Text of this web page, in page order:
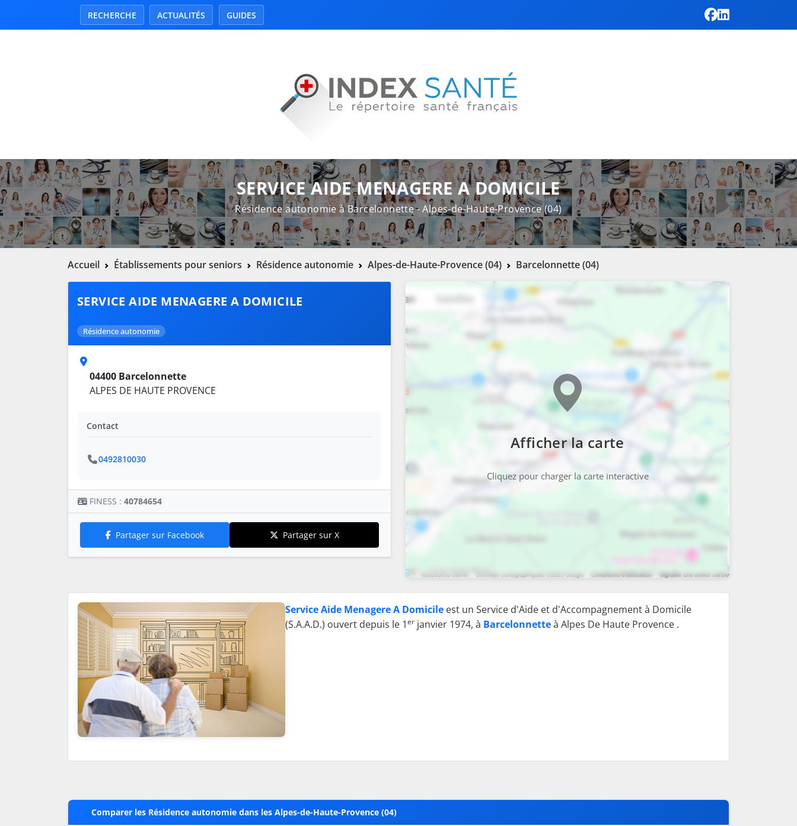
RECHERCHE ACTUALITÉS GUIDES
SERVICE AIDE MENAGERE A DOMICILE
Résidence autonomie à Barcelonnette - Alpes-de-Haute-Provence (04)
Accueil Établissements pour seniors Résidence autonomie Alpes-de-Haute-Provence (04) Barcelonnette (04)
Afficher la carte
Cliquez pour charger la carte interactive
SERVICE AIDE MENAGERE A DOMICILE
Résidence autonomie
04400 Barcelonnette
ALPES DE HAUTE PROVENCE
Contact
0492810030
FINESS : 40784654
Partager sur Facebook Partager sur X
Service Aide Menagere A Domicile est un Service d'Aide et d'Accompagnement à Domicile
(S.A.A.D.) ouvert depuis le 1er janvier 1974, à Barcelonnetteà Alpes De Haute Provence .
Comparer les Résidence autonomie dans les Alpes-de-Haute-Provence (04)